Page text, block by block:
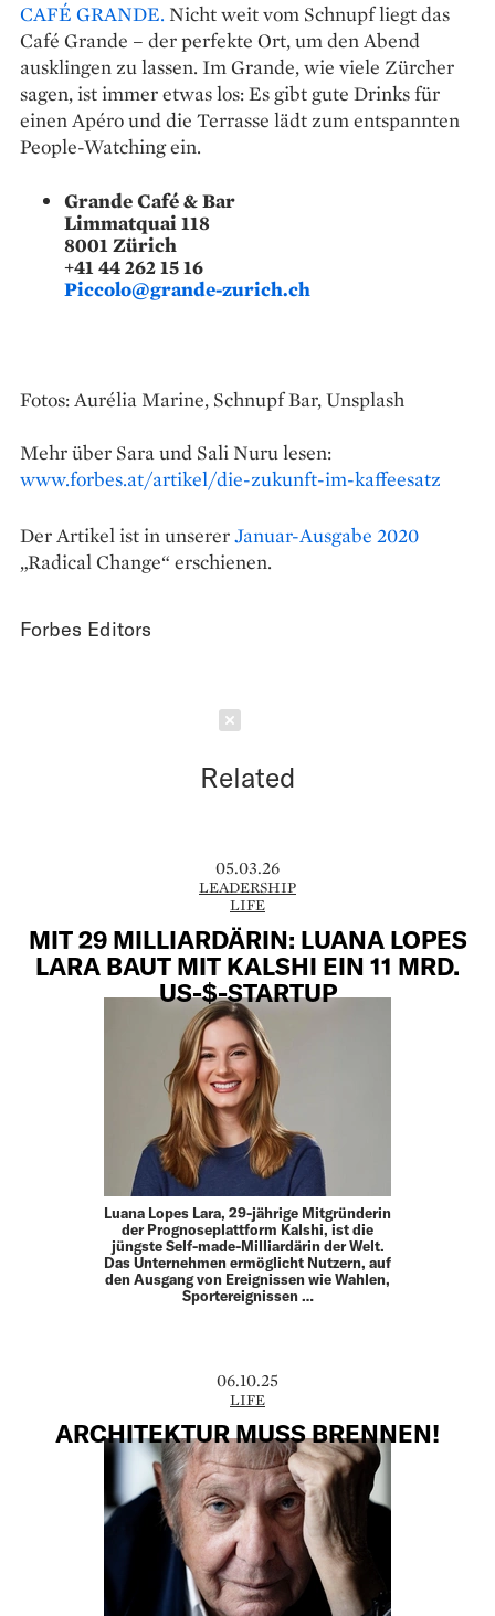
CAFÉ GRANDE. Nicht weit vom Schnupf liegt das
Café Grande – der perfekte Ort, um den Abend
ausklingen zu lassen. Im Grande, wie viele Zürcher
sagen, ist immer etwas los: Es gibt gute Drinks für
einen Apéro und die Terrasse lädt zum entspannten
People-Watching ein.
Grande Café & Bar
Limmatquai 118
8001 Zürich
+41 44 262 15 16
Piccolo@grande-zurich.ch
Fotos: Aurélia Marine, Schnupf Bar, Unsplash
Mehr über Sara und Sali Nuru lesen:
www.forbes.at/artikel/die-zukunft-im-kaffeesatz
Der Artikel ist in unsererJanuar-Ausgabe 2020
„Radical Change“ erschienen.
Forbes Editors
Related
05.03.26
LEADERSHIP
LIFE
MIT 29 MILLIARDÄRIN: LUANA LOPES
LARA BAUT MIT KALSHI EIN 11 MRD.
US-$-STARTUP
Luana Lopes Lara, 29-jährige Mitgründerin
der Prognoseplattform Kalshi, ist die
jüngste Self-made-Milliardärin der Welt.
Das Unternehmen ermöglicht Nutzern, auf
den Ausgang von Ereignissen wie Wahlen,
Sportereignissen …
06.10.25
LIFE
ARCHITEKTUR MUSS BRENNEN!